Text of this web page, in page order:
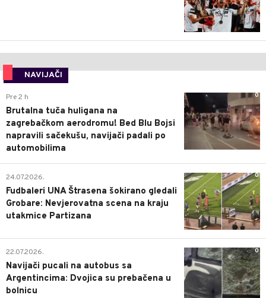
NAVIJAČI
0
Pre 2 h
Brutalna tuča huligana na
zagrebačkom aerodromu! Bed Blu Bojsi
napravili sačekušu, navijači padali po
automobilima
0
24.07.2026.
Fudbaleri UNA Štrasena šokirano gledali
Grobare: Nevjerovatna scena na kraju
utakmice Partizana
0
22.07.2026.
Navijači pucali na autobus sa
Argentincima: Dvojica su prebačena u
bolnicu